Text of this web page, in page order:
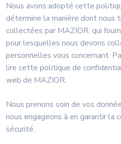
Nous avons adopté cette
détermine la manière dont nous
collectées par MAZIOR, qui
pour lesquelles nous devons
personnelles vous concernant.
lire cette politique de
web de MAZIOR.
Nous prenons soin de vos
nous engageons à en garantir la
sécurité.